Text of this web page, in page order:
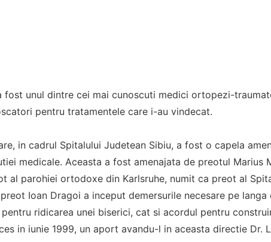
fost unul dintre cei mai cunoscuti medici ortopezi-
pentru tratamentele care i-au vindecat.
in cadrul Spitalului Judetean Sibiu, a fost o capela
medicale. Aceasta a fost amenajata de preotul Marius
al parohiei ortodoxe din Karlsruhe, numit ca preot al
Ioan Dragoi a inceput demersurile necesare pe
ridicarea unei biserici, cat si acordul pentru
in iunie 1999, un aport avandu-l in aceasta directie Dr.